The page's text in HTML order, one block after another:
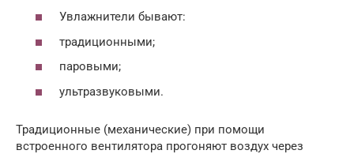
Увлажнители бывают:
традиционными;
паровыми;
ультразвуковыми.
Традиционные (механические) при помощи
встроенного вентилятора прогоняют воздух через